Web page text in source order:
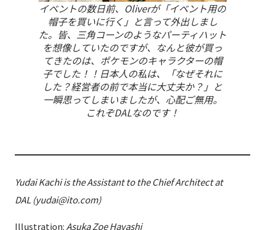
イベントの数日前、Oliverが「イベント用の
帽子を買いに行く」と言って外出しまし
た。皆、三角コーンのようなパーティハット
を想像していたのですが、なんと彼が買っ
てきたのは、ポケモンのキャラクターの帽
子でした！！日本人の私は、「なぜそれに
した？経営者の前で本当に大丈夫か？」と
一瞬思ってしまいましたが、心配ご無用。
これぞDALなのです！
Yudai Kachi is the Assistant to the Chief Architect at
DAL (yudai@ito.com)
Illustration:Asuka Zoe Hayashi